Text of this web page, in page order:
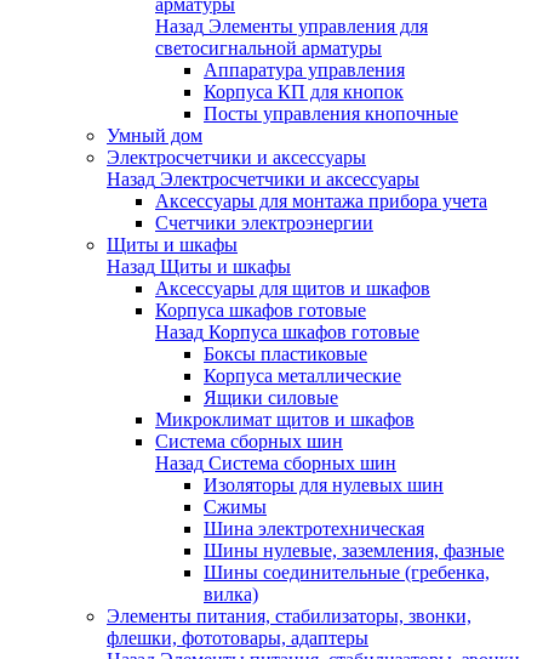
арматуры
Назад Элементы управления для
светосигнальной арматуры
Аппаратура управления
Корпуса КП для кнопок
Посты управления кнопочные
Умный дом
Электросчетчики и аксессуары
Назад Электросчетчики и аксессуары
Аксессуары для монтажа прибора учета
Счетчики электроэнергии
Щиты и шкафы
Назад Щиты и шкафы
Аксессуары для щитов и шкафов
Корпуса шкафов готовые
Назад Корпуса шкафов готовые
Боксы пластиковые
Корпуса металлические
Ящики силовые
Микроклимат щитов и шкафов
Система сборных шин
Назад Система сборных шин
Изоляторы для нулевых шин
Сжимы
Шина электротехническая
Шины нулевые, заземления, фазные
Шины соединительные (гребенка,
вилка)
Элементы питания, стабилизаторы, звонки,
флешки, фототовары, адаптеры